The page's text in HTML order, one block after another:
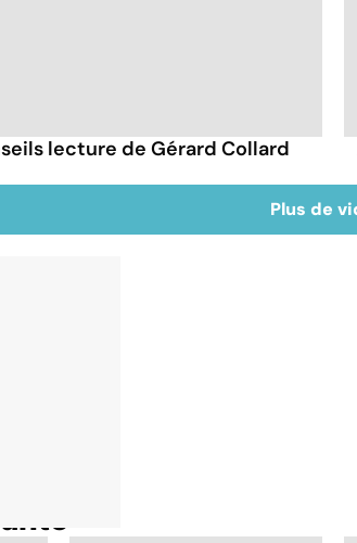
lecture de Gérard Collard
Plus de